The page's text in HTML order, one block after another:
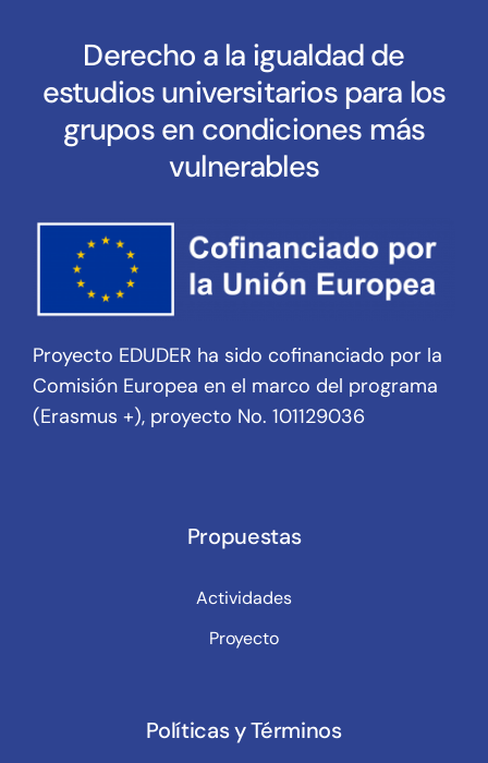
Derecho a la igualdad de
estudios universitarios para los
grupos en condiciones más
vulnerables
Proyecto EDUDER ha sido cofinanciado por la
Comisión Europea en el marco del programa
(Erasmus +), proyecto No. 101129036
Propuestas
Actividades
Proyecto
Políticas y Términos